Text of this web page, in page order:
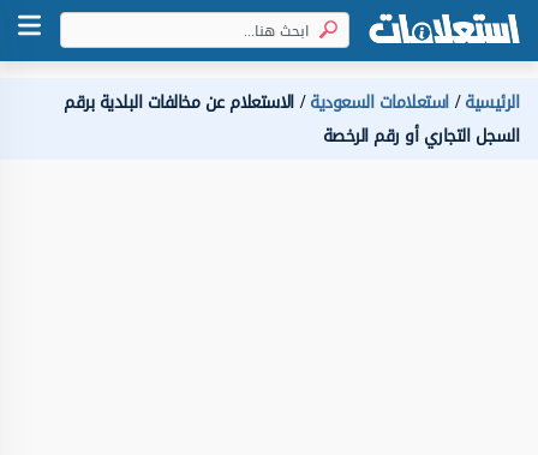
الرئيسية استعلامات السعودية الاستعلام عن مخالفات البلدية برقم
السجل التجاري أو رقم الرخصة